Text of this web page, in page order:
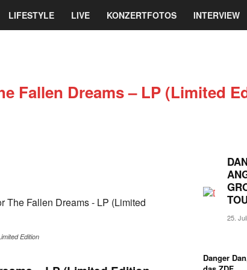
LIFESTYLE LIVE KONZERTFOTOS INTERVIEW
Fallen Dreams – LP (Limited
Edition
25.
Danger